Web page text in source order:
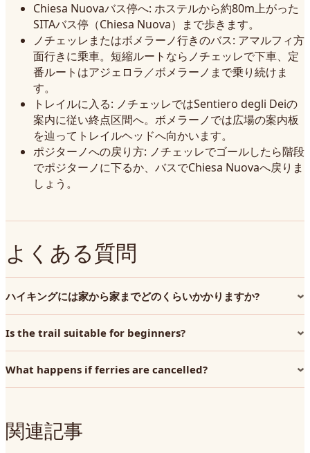
Chiesa Nuovaバス停へ: ホステルから約80m上がった
SITAバス停（Chiesa Nuova）まで歩きます。
ノチェッレまたはボメラーノ行きのバス: アマルフィ方
面行きに乗車。短縮ルートならノチェッレで下車、定
番ルートはアジェロラ／ボメラーノまで乗り続けま
す。
トレイルに入る: ノチェッレではSentiero degli Deiの
案内に従い終点区間へ。ボメラーノでは広場の案内板
を辿ってトレイルヘッドへ向かいます。
ポジターノへの戻り方: ノチェッレでゴールしたら階段
でポジターノに下るか、バスでChiesa Nuovaへ戻りま
しょう。
よくある質問
ハイキングには家から家までどのくらいかかりますか?
Is the trail suitable for beginners?
What happens if ferries are cancelled?
関連記事